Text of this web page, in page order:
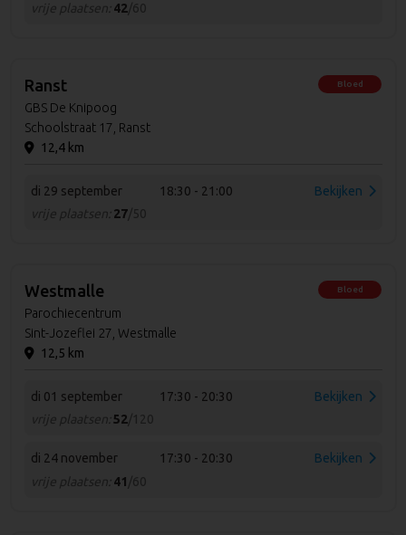
vrije plaatsen: 42/60
Ranst
GBS De Knipoog
Schoolstraat 17, Ranst
12,4 km
Bloed
di 29 september
18:30 - 21:00
vrije plaatsen: 27/50
Bekijken
Westmalle
Parochiecentrum
Sint-Jozeflei 27, Westmalle
12,5 km
Bloed
di 01 september
17:30 - 20:30
vrije plaatsen: 52/120
Bekijken
di 24 november
17:30 - 20:30
vrije plaatsen: 41 /60
Bekijken